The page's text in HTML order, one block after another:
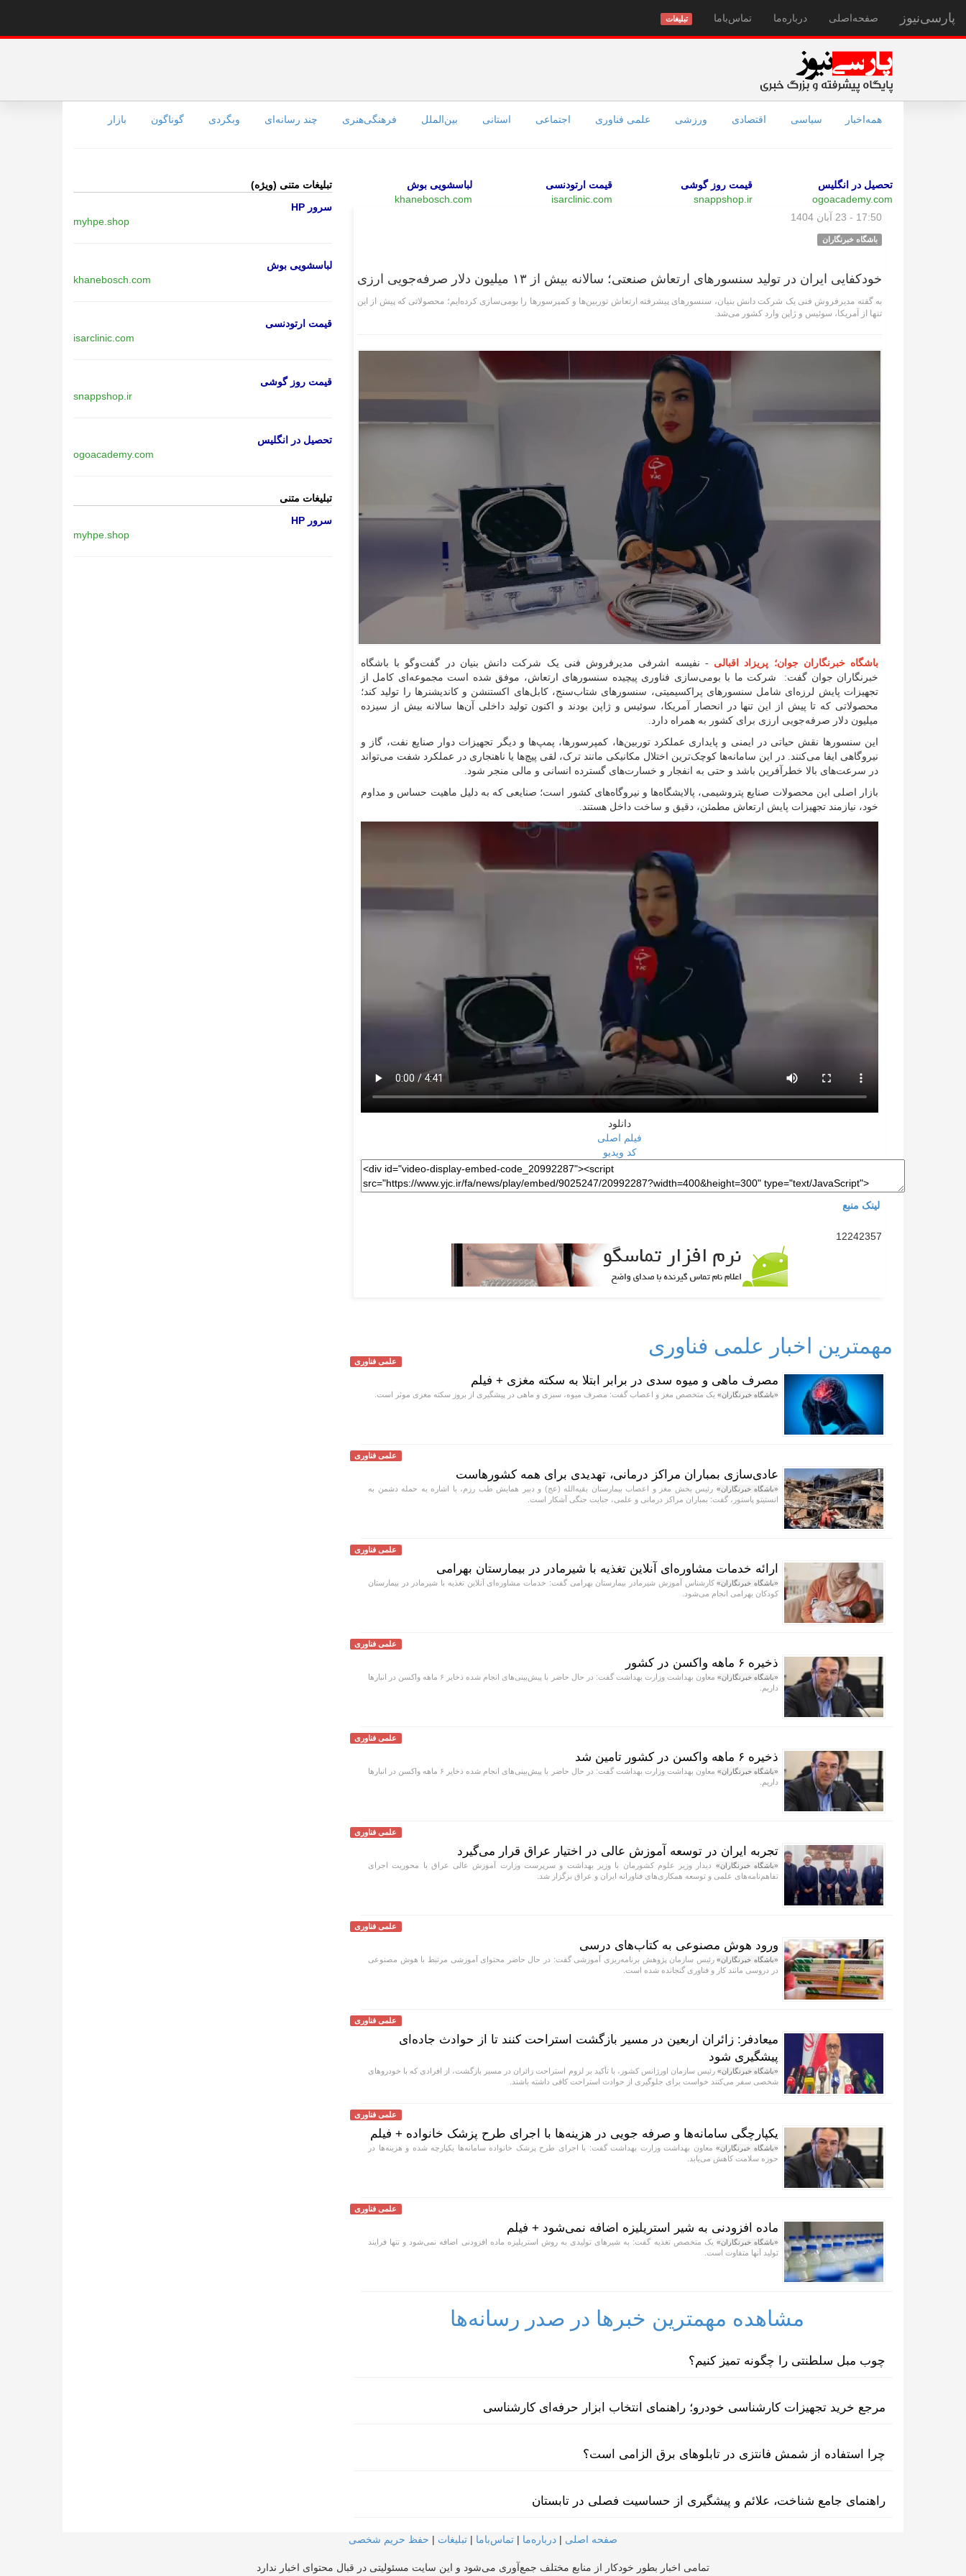
پارسی‌نیوز صفحه‌اصلی درباره‌ما تماس‌با‌ما تبلیغات
همه‌اخبار سیاسی اقتصادی ورزشی علمی فناوری اجتماعی استانی بین‌الملل فرهنگی‌هنری چند رسانه‌ای وبگردی گوناگون بازار
تحصیل در انگلیس
ogoacademy.com
قیمت روز گوشی
snappshop.ir
قیمت ارتودنسی
isarclinic.com
لباسشویی بوش
khanebosch.com
17:50 - 23 آبان 1404
باشگاه خبرنگاران
خودکفایی ایران در تولید سنسورهای ارتعاش صنعتی؛ سالانه بیش از ۱۳ میلیون دلار صرفه‌جویی ارزی
به گفته مدیرفروش فنی یک شرکت دانش بنیان، سنسورهای پیشرفته ارتعاش توربین‌ها و کمپرسورها را بومی‌سازی کرده‌ایم؛ محصولاتی که پیش از این
تنها از آمریکا، سوئیس و ژاپن وارد کشور می‌شد.
باشگاه خبرنگاران جوان؛ پریزاد اقبالی - نفیسه اشرفی مدیرفروش فنی یک شرکت دانش بنیان در گفت‌وگو با باشگاه
خبرنگاران جوان گفت: شرکت ما با بومی‌سازی فناوری پیچیده سنسورهای ارتعاش، موفق شده است مجموعه‌ای کامل از
تجهیزات پایش لرزه‌ای شامل سنسورهای پراکسیمیتی، سنسورهای شتاب‌سنج، کابل‌های اکستنشن و کاندیشنرها را تولید کند؛
محصولاتی که تا پیش از این تنها در انحصار آمریکا، سوئیس و ژاپن بودند و اکنون تولید داخلی آن‌ها سالانه بیش از سیزده
میلیون دلار صرفه‌جویی ارزی برای کشور به همراه دارد.
این سنسورها نقش حیاتی در ایمنی و پایداری عملکرد توربین‌ها، کمپرسورها، پمپ‌ها و دیگر تجهیزات دوار صنایع نفت، گاز و
نیروگاهی ایفا می‌کنند. در این سامانه‌ها کوچک‌ترین اختلال مکانیکی مانند ترک، لقی پیچ‌ها یا ناهنجاری در عملکرد شفت می‌تواند
در سرعت‌های بالا خطرآفرین باشد و حتی به انفجار و خسارت‌های گسترده انسانی و مالی منجر شود.
بازار اصلی این محصولات صنایع پتروشیمی، پالایشگاه‌ها و نیروگاه‌های کشور است؛ صنایعی که به دلیل ماهیت حساس و مداوم
خود، نیازمند تجهیزات پایش ارتعاش مطمئن، دقیق و ساخت داخل هستند.
دانلود
فیلم اصلی
کد ویدیو
لینک منبع
12242357
مهمترین اخبار علمی فناوری
علمی فناوری
مصرف ماهی و میوه سدی در برابر ابتلا به سکته مغزی + فیلم
«باشگاه خبرنگاران» یک متخصص مغز و اعصاب گفت: مصرف میوه، سبزی و ماهی در پیشگیری از بروز سکته مغزی موثر است.
علمی فناوری
عادی‌سازی بمباران مراکز درمانی، تهدیدی برای همه کشورهاست
«باشگاه خبرنگاران» رئیس بخش مغز و اعصاب بیمارستان بقیه‌الله (عج) و دبیر همایش طب رزم، با اشاره به حمله دشمن به
انستیتو پاستور، گفت: بمباران مراکز درمانی و علمی، جنایت جنگی آشکار است.
علمی فناوری
ارائه خدمات مشاوره‌ای آنلاین تغذیه با شیرمادر در بیمارستان بهرامی
«باشگاه خبرنگاران»کارشناس آموزش شیرمادر بیمارستان بهرامی گفت: خدمات مشاوره‌ای آنلاین تغذیه با شیرمادر در بیمارستان
کودکان بهرامی انجام می‌شود.
علمی فناوری
ذخیره ۶ ماهه واکسن در کشور
«باشگاه خبرنگاران»
معاون بهداشت وزارت بهداشت گفت: در حال حاضر با پیش‌بینی‌های انجام شده ذخایر ۶ ماهه واکسن در انبار‌ها
داریم.
علمی فناوری
ذخیره ۶ ماهه واکسن در کشور تامین شد
«باشگاه خبرنگاران»
معاون بهداشت وزارت بهداشت گفت: در حال حاضر با پیش‌بینی‌های انجام شده ذخایر ۶ ماهه واکسن در انبار‌ها
داریم.
علمی فناوری
تجربه ایران در توسعه آموزش عالی در اختیار عراق قرار می‌گیرد
«باشگاه خبرنگاران» دیدار وزیر علوم کشورمان با وزیر بهداشت و سرپرست وزارت آموزش عالی عراق با محوریت اجرای
تفاهم‌نامه‌های علمی و توسعه همکاری‌های فناورانه ایران و عراق برگزار شد.
علمی فناوری
ورود هوش مصنوعی به کتاب‌های درسی
«باشگاه خبرنگاران»رئیس سازمان پژوهش برنامه‌ریزی آموزشی گفت: در حال حاضر محتوای آموزشی مرتبط با هوش مصنوعی
در دروسی مانند کار و فناوری گنجانده شده است.
علمی فناوری
میعادفر: زائران اربعین در مسیر بازگشت استراحت کنند تا از حوادث جاده‌ای
پیشگیری شود
«باشگاه خبرنگاران» رئیس سازمان اورژانس کشور، با تأکید بر لزوم استراحت زائران در مسیر بازگشت، از افرادی که با خودروهای
شخصی سفر می‌کنند خواست برای جلوگیری از حوادث استراحت کافی داشته باشند.
علمی فناوری
یکپارچگی سامانه‌ها و صرفه جویی در هزینه‌ها با اجرای طرح پزشک خانواده + فیلم
«باشگاه خبرنگاران»معاون بهداشت وزارت بهداشت گفت: با اجرای طرح پزشک خانواده سامانه‌ها یکپارچه شده و هزینه‌ها در
حوزه سلامت کاهش می‌یابد.
علمی فناوری
ماده افزودنی به شیر استریلیزه اضافه نمی‌شود + فیلم
«باشگاه خبرنگاران» یک متخصص تغذیه گفت: به شیر‌های تولیدی به روش استریلیزه ماده افزودنی اضافه نمی‌شود و تنها فرایند
تولید آنها متفاوت است.
مشاهده مهمترین خبرها در صدر رسانه‌ها
چوب مبل سلطنتی را چگونه تمیز کنیم؟
مرجع خرید تجهیزات کارشناسی خودرو؛ راهنمای انتخاب ابزار حرفه‌ای کارشناسی
چرا استفاده از شمش فانتزی در تابلوهای برق الزامی است؟
راهنمای جامع شناخت، علائم و پیشگیری از حساسیت فصلی در تابستان
تبلیغات متنی (ویژه)
سرور HP
myhpe.shop
لباسشویی بوش
khanebosch.com
قیمت ارتودنسی
isarclinic.com
قیمت روز گوشی
snappshop.ir
تحصیل در انگلیس
ogoacademy.com
تبلیغات متنی
سرور HP
myhpe.shop
صفحه اصلی | درباره‌ما | تماس‌با‌ما | تبلیغات | حفظ حریم شخصی
تمامی اخبار بطور خودکار از منابع مختلف جمع‌آوری می‌شود و این سایت مسئولیتی در قبال محتوای اخبار ندارد